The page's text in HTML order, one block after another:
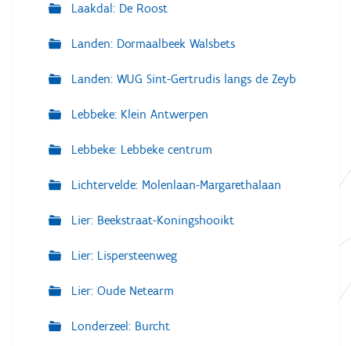
Laakdal: De Roost
Landen: Dormaalbeek Walsbets
Landen: WUG Sint-Gertrudis langs de Zeyb
Lebbeke: Klein Antwerpen
Lebbeke: Lebbeke centrum
Lichtervelde: Molenlaan-Margarethalaan
Lier: Beekstraat-Koningshooikt
Lier: Lispersteenweg
Lier: Oude Netearm
Londerzeel: Burcht